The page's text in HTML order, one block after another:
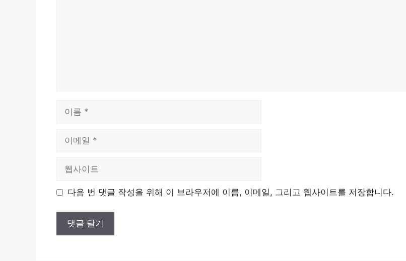
이 다음 번 댓글 작성을 위해 이 브라우저에 이름, 이메일, 그리고 웹사이트를 저장합니다.